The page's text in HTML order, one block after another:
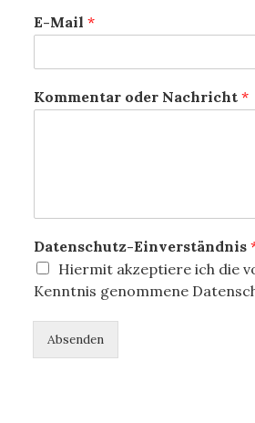
E-Mail *
Kommentar oder Nachricht *
Datenschutz-Einverständnis
Hiermit akzeptiere ich die
Kenntnis genommene
Absenden